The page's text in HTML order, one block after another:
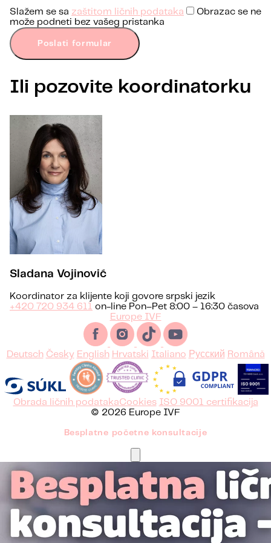
Slažem se sa zaštitom ličnih podataka
Obrazac se ne
može podneti bez vašeg pristanka
Poslati formular
Ili pozovite koordinatorku
Sladana Vojinović
Koordinator za klijente koji govore srpski jezik
+420 720 934 611 on-line Pon–Pet 8:00 – 16:30 časova
Europe IVF
Deutsch Česky English Hrvatski Italiano Русский Română
Obrada ličnih podatakaCookies ISO 9001 certifikacija
© 2026 Europe IVF
Besplatne početne konsultacije